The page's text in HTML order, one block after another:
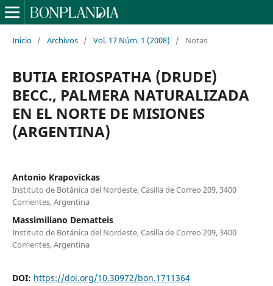
Inicio / Archivos / Vol. 17 Núm. 1 (2008) / Notas
BUTIA ERIOSPATHA (DRUDE)
BECC., PALMERA NATURALIZADA
EN EL NORTE DE MISIONES
(ARGENTINA)
Antonio Krapovickas
Instituto de Botánica del Nordeste, Casilla de Correo 209, 3400
Corrientes, Argentina
Massimiliano Dematteis
Instituto de Botánica del Nordeste, Casilla de Correo 209, 3400
Corrientes, Argentina
DOI: https://doi.org/10.30972/bon.1711364